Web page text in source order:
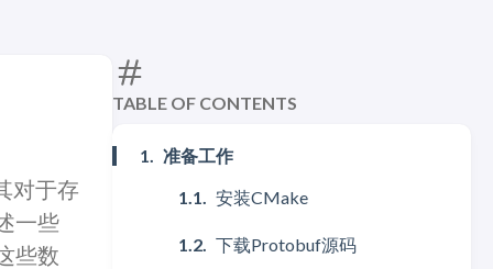
TABLE OF CONTENTS
准备工作
安装CMake
下载Protobuf源码
对于存
一些
些数